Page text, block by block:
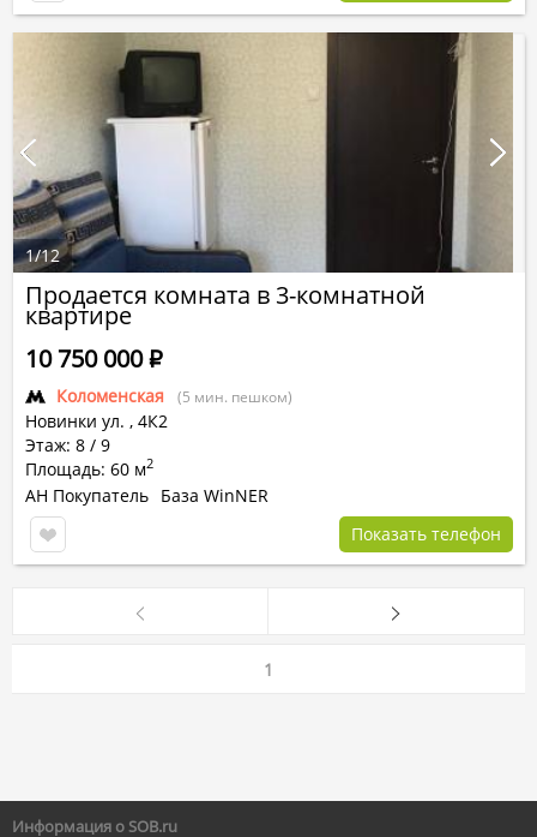
Продается комната в 3-комнатной
квартире
Коломенская (5 мин. пешком)
Новинки ул. , 4К2
Этаж: 8 / 9
Площадь: 60 м2
10 750 000Р
АН Покупатель База WinNER
Показать телефон
1/12
1
Информация о SOB.ru